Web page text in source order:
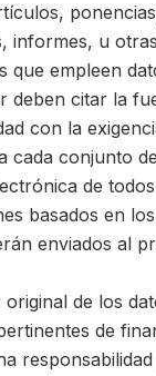
informes, u otras
que empleen
deben citar la
con la
cada conjunto
de
basados en
enviados al
de los
de